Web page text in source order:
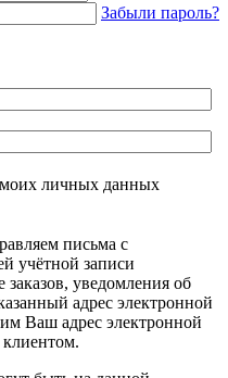
Забыли пароль?
моих личных данных
письма с
учётной записи
заказов, уведомления об
адрес электронной
Ваш адрес электронной